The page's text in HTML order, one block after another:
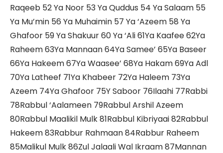
Raqeeb 52 Ya Noor 53 Ya Quddus 54 Ya Salaam 55
Ya Mu’min 56 Ya Muhaimin 57 Ya ‘Azeem 58 Ya
Ghafoor 59 Ya Shakuur 60 Ya ‘Ali 61Ya Kaafee 62Ya
Raheem 63Ya Mannaan 64Ya Samee’ 65Ya Baseer
66Ya Hakeem 67Ya Waasee’ 68Ya Hakam 69Ya Adl
70Ya Latheef 71Ya Khabeer 72Ya Haleem 73Ya
Azeem 74Ya Ghafoor 75Y Saboor 76Ilaahi 77Rabbi
78Rabbul ‘Aalameen 79Rabbul Arshil Azeem
80Rabbul Maalikil Mulk 81Rabbul Kibriyaai 82Rabbul
Hakeem 83Rabbur Rahmaan 84Rabbur Raheem
85Malikul Mulk 86Zul Jalaali Wal Ikraam 87Mannan